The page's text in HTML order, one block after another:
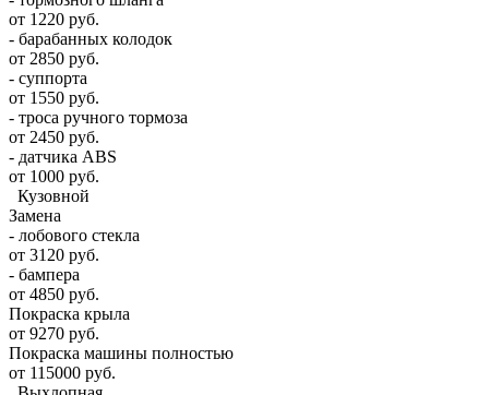
от 1220 руб.
- барабанных колодок
от 2850 руб.
- суппорта
от 1550 руб.
- троса ручного тормоза
от 2450 руб.
- датчика ABS
от 1000 руб.
Кузовной
Замена
- лобового стекла
от 3120 руб.
- бампера
от 4850 руб.
Покраска крыла
от 9270 руб.
Покраска машины полностью
от 115000 руб.